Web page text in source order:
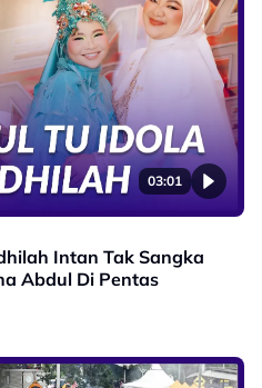
03:01
Intan Tak Sangka
Abdul Di Pentas